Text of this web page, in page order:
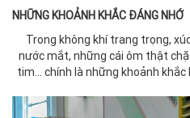
NHỮNG KHOẢNH KHẮC ĐÁNG NHỚ
Trong không khí trang trọng,
nước mắt, những cái ôm thật
tim… chính là những khoảnh